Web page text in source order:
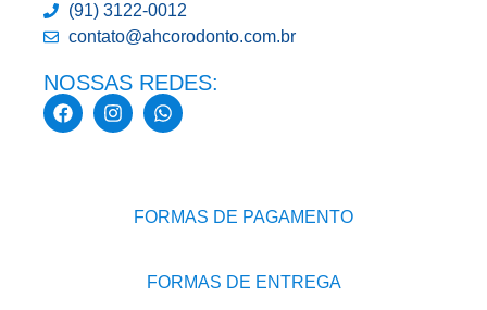
(91) 3122-0012
contato@ahcorodonto.com.br
NOSSAS REDES:
FORMAS DE PAGAMENTO
FORMAS DE ENTREGA